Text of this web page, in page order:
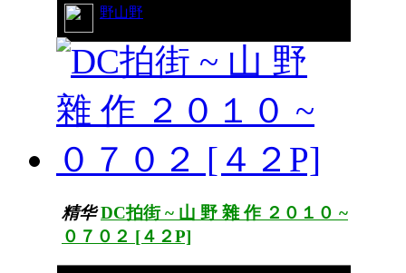
野山野
精华 DC拍街 ~ 山 野 雜 作 ２０１０ ~
０７０２ [４２P]